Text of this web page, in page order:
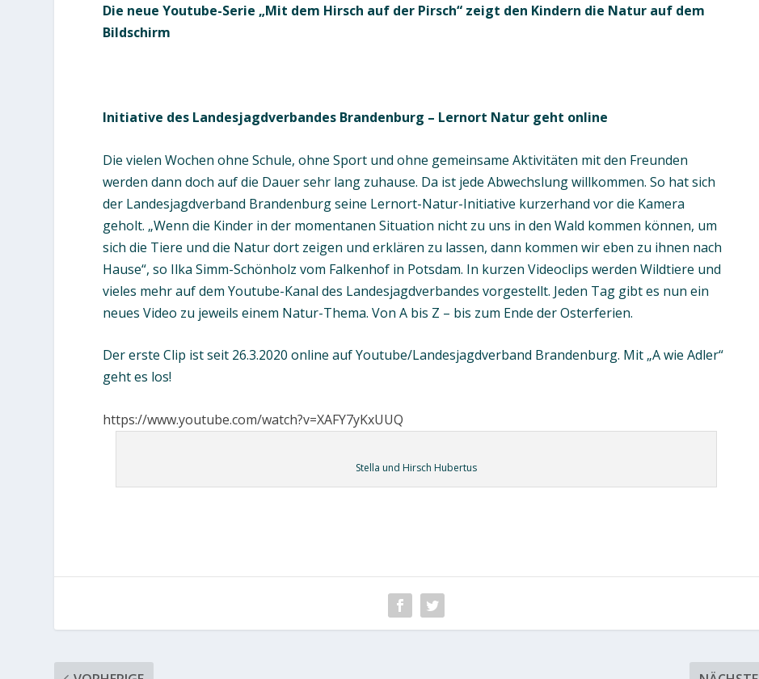
Die neue Youtube-Serie „Mit dem Hirsch auf der Pirsch“ zeigt den Kindern die Natur auf dem
Bildschirm
Initiative des Landesjagdverbandes Brandenburg – Lernort Natur geht online
Die vielen Wochen ohne Schule, ohne Sport und ohne gemeinsame Aktivitäten mit den Freunden
werden dann doch auf die Dauer sehr lang zuhause. Da ist jede Abwechslung willkommen. So hat sich
der Landesjagdverband Brandenburg seine Lernort-Natur-Initiative kurzerhand vor die Kamera
geholt. „Wenn die Kinder in der momentanen Situation nicht zu uns in den Wald kommen können, um
sich die Tiere und die Natur dort zeigen und erklären zu lassen, dann kommen wir eben zu ihnen nach
Hause“, so Ilka Simm-Schönholz vom Falkenhof in Potsdam. In kurzen Videoclips werden Wildtiere und
vieles mehr auf dem Youtube-Kanal des Landesjagdverbandes vorgestellt. Jeden Tag gibt es nun ein
neues Video zu jeweils einem Natur-Thema. Von A bis Z – bis zum Ende der Osterferien.
Der erste Clip ist seit 26.3.2020 online auf Youtube/Landesjagdverband Brandenburg. Mit „A wie Adler“
geht es los!
https://www.youtube.com/watch?v=XAFY7yKxUUQ
Stella und Hirsch Hubertus